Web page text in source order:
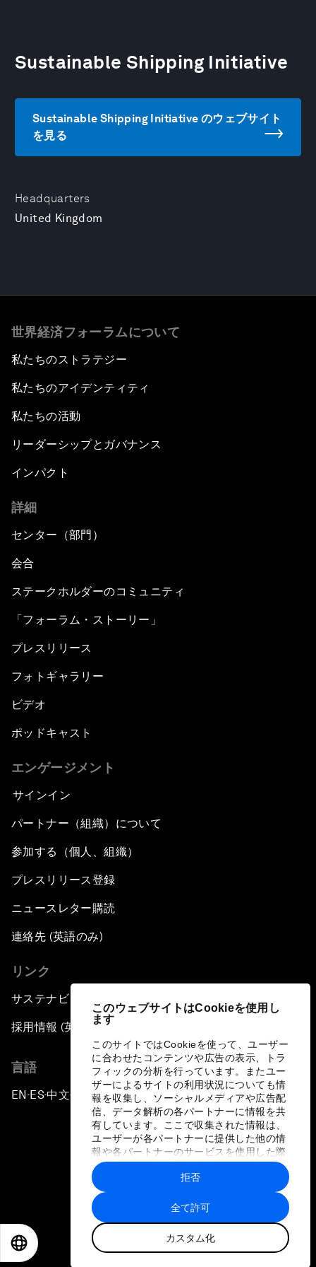
このウェブサイトはCookieを使用し
ます
このサイトではCookieを使って、ユーザー
に合わせたコンテンツや広告の表示、トラ
フィックの分析を行っています。またユー
ザーによるサイトの利用状況についても情
報を収集し、ソーシャルメディアや広告配
信、データ解析の各パートナーに情報を共
有しています。ここで収集された情報は、
ユーザーが各パートナーに提供した他の情
報や各パートナーのサービスを使用した際
に収集された情報と組み合わされ、各パー
トナーによって使用されることがありま
す。
全て許可
カスタム化
拒否
Headquarters
United Kingdom
Sustainable Shipping Initiative
Sustainable Shipping Initiative のウェブサイト
を見る
世界経済フォーラムについて
私たちのストラテジー
私たちのアイデンティティ
私たちの活動
リーダーシップとガバナンス
インパクト
詳細
センター（部門）
会合
ステークホルダーのコミュニティ
「フォーラム・ストーリー」
プレスリリース
フォトギャラリー
ビデオ
ポッドキャスト
エンゲージメント
サインイン
パートナー（組織）について
参加する（個人、組織）
プレスリリース登録
ニュースレター購読
連絡先 (英語のみ)
リンク
サステナビリティへの取り組み
採用情報 (英語のみ)
言語
EN ▪ES▪中文▪ 日本語
プライバシーポリシーと利用規約
サイトマップ
©
世界経済フォーラム